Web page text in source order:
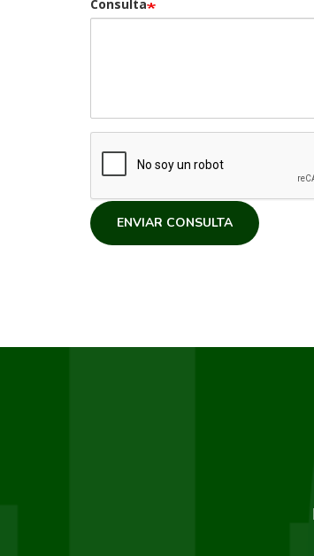
Consulta
ENVIAR CONSULTA